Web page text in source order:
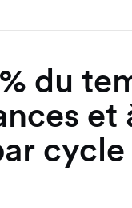
du
et
cycle